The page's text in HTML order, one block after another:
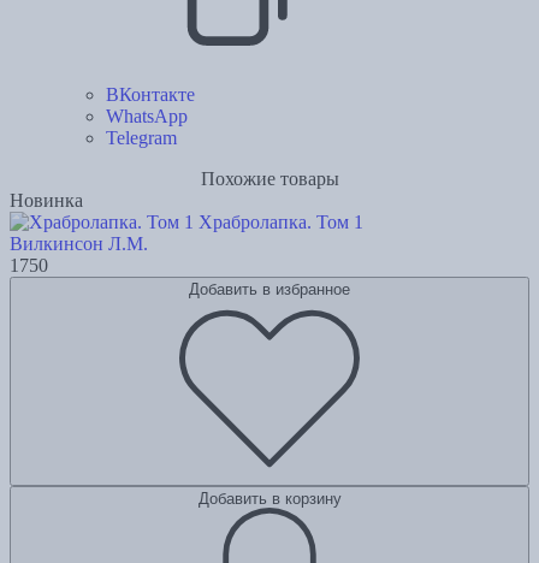
ВКонтакте
WhatsApp
Telegram
Похожие товары
Новинка
Храбролапка. Том 1
Вилкинсон Л.М.
1750
Добавить в избранное
Добавить в корзину